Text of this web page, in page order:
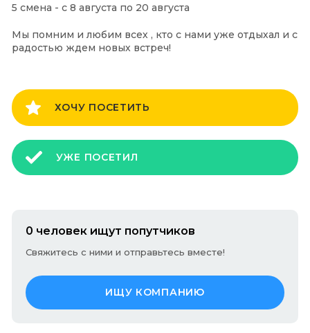
5 смена - с 8 августа по 20 августа
Мы помним и любим всех , кто с нами уже отдыхал и с
радостью ждем новых встреч!
ХОЧУ ПОСЕТИТЬ
УЖЕ ПОСЕТИЛ
0 человек ищут попутчиков
Свяжитесь с ними и отправьтесь вместе!
ИЩУ КОМПАНИЮ